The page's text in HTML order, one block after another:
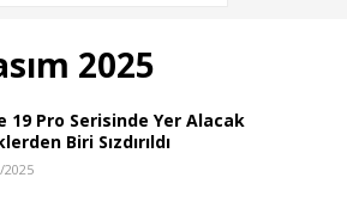
2025
19 Pro Serisinde Yer Alacak
Biri Sızdırıldı
2025